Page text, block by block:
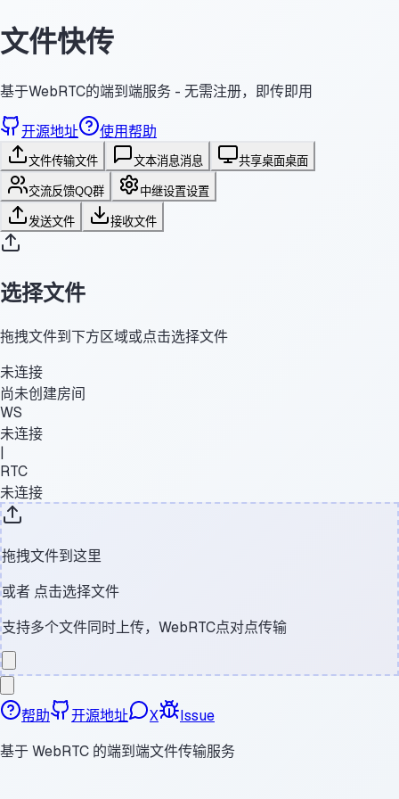
文件快传
基于WebRTC的端到端服务 - 无需注册，即传即用
开源地址 使用帮助
文件传输文件 文本消息消息 共享桌面桌面
交流反馈QQ群 中继设置设置
发送文件 接收文件
选择文件
拖拽文件到下方区域或点击选择文件
未连接
尚未创建房间
WS
未连接
|
RTC
未连接
拖拽文件到这里
或者 点击选择文件
支持多个文件同时上传，WebRTC点对点传输
帮助 开源地址 X
Issue
基于 WebRTC 的端到端文件传输服务